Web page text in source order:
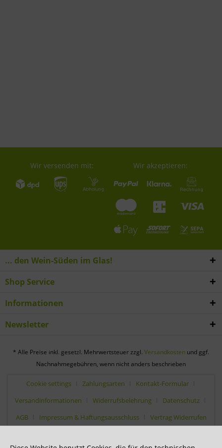
Wir versenden mit: Wir akzeptieren:
... den Wein-Süden im Glas!
Shop Service
Informationen
Newsletter
* Alle Preise inkl. gesetzl. Mehrwertsteuer zzgl. Versandkosten und ggf.
Nachnahmegebühren, wenn nicht anders beschrieben
Cookie settings Zahlungsarten
Kontakt-Formular
Versandinformationen
Widerrufsbelehrung
Datenschutz
AGB
Impressum & Haftungsausschluss Vertrag Widerrufen